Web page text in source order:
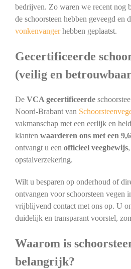
bedrijven. Zo waren we recent nog
de schoorsteen hebben geveegd en
vonkenvangerhebben geplaatst.
Gecertificeerde
(veilig en
De VCA gecertificeerde
Noord-Brabant van
vakmanschap met een eerlijk en
klanten waarderen ons met een 9,6
ontvangt u een officieel veegbewijs
opstalverzekering.
Wilt u besparen op onderhoud of
ontvangen voor schoorsteen vegen
vrijblijvend contact met ons op. U
duidelijk en transparant voorstel,
Waarom is
belangrijk?